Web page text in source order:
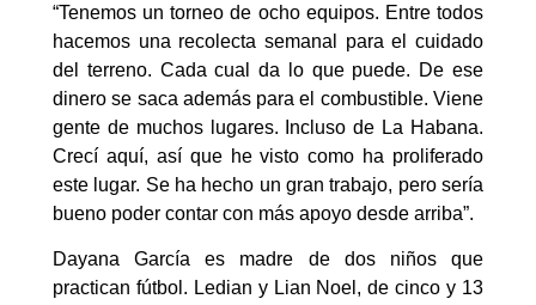
“Tenemos un torneo de ocho equipos. Entre todos
hacemos una recolecta semanal para el cuidado
del terreno. Cada cual da lo que puede. De ese
dinero se saca además para el combustible. Viene
gente de muchos lugares. Incluso de La Habana.
Crecí aquí, así que he visto como ha proliferado
este lugar. Se ha hecho un gran trabajo, pero sería
bueno poder contar con más apoyo desde arriba”.
Dayana García es madre de dos niños que
practican fútbol. Ledian y Lian Noel, de cinco y 13